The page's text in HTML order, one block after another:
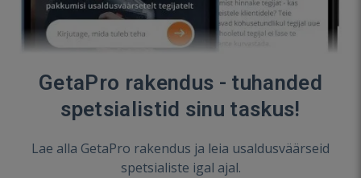
GetaPro rakendus - tuhanded
spetsialistid sinu taskus!
Lae alla GetaPro rakendus ja leia usaldusväärseid
spetsialiste igal ajal.